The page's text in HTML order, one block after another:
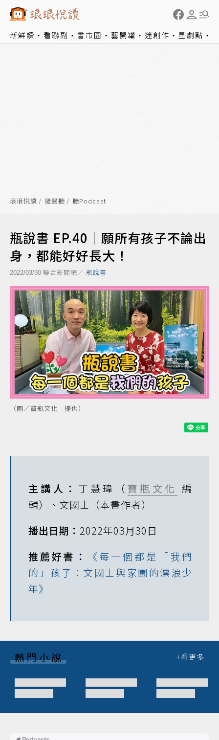
新鮮讀 看聯副 書市圈 藝開罐 迷創作 星劇點
琅琅悅讀 隨聲聽 聽Podcast
瓶說書 EP.40｜願所有孩子不論出
身，都能好好長大！
2022/03/30 聯合新聞網／ 瓶說書
（圖／寶瓶文化 提供）
主講人： 丁慧瑋（ 寶瓶文化 編
輯）、文國士（本書作者）
播出日期： 2022年03月30日
推薦好書：
《每一個都是「我們
的」孩子：文國士與家園的漂浪少
年》
熱門小說